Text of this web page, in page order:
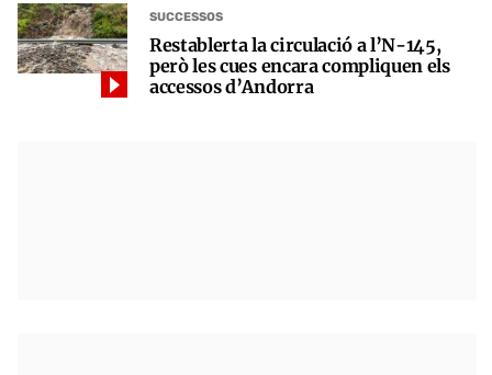
SUCCESSOS
Restablerta la circulació a l’N-145,
però les cues encara compliquen els
accessos d’Andorra